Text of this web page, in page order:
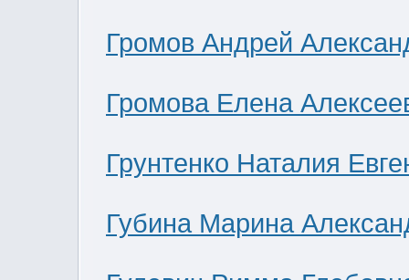
Громов Андрей
Громова Елена
Грунтенко Наталия
Губина Марина